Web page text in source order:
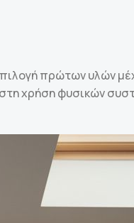
πρώτων υλών
χρήση φυσικών